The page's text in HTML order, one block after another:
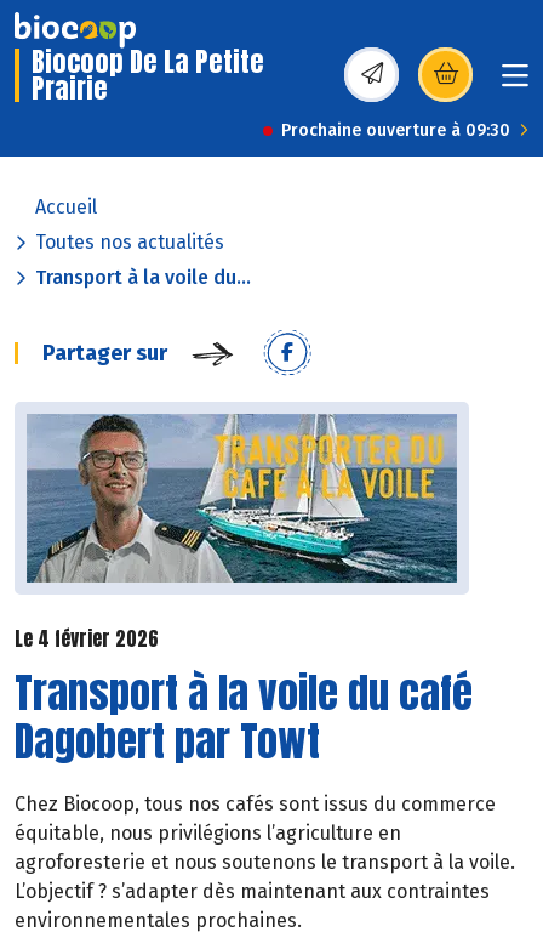
Biocoop De La Petite
Prairie (s’ouvre dans une
Prochaine ouverture à 09:30
Accueil
Toutes nos actualités
Transport à la voile du...
Partager sur
Le 4 février 2026
Transport à la voile du café
Dagobert par Towt
Chez Biocoop, tous nos cafés sont issus du commerce
équitable, nous privilégions l’agriculture en
agroforesterie et nous soutenons le transport à la voile.
L’objectif ? s’adapter dès maintenant aux contraintes
environnementales prochaines.